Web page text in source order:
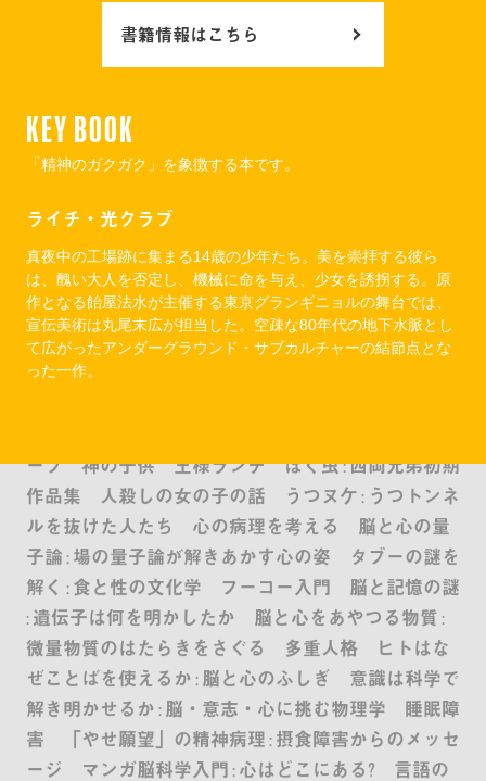
書籍情報はこちら
KEY BOOK
「精神のガクガク」を象徴する本です。
ライチ・光クラブ
真夜中の工場跡に集まる14歳の少年たち。美を崇拝する彼ら
は、醜い大人を否定し、機械に命を与え、少女を誘拐する。原
作となる飴屋法水が主催する東京グランギニョルの舞台では、
宣伝美術は丸尾末広が担当した。空疎な80年代の地下水脈とし
て広がったアンダーグラウンド・サブカルチャーの結節点とな
った一作。
子供の遊び ユーレイ窓 : 三宅乱丈作品集 地獄 : 西
岡兄妹自選作品集 変人偏屈列伝 からっぽの世
ープ 神の子供 王様ランチ ぼく虫 : 西岡兄弟初期
作品集 人殺しの女の子の話 うつヌケ : うつトンネ
ルを抜けた人たち 心の病理を考える 脳と心の量
子論 : 場の量子論が解きあかす心の姿 タブーの謎を
解く : 食と性の文化学 フーコー入門 脳と記憶の謎
: 遺伝子は何を明かしたか 脳と心をあやつる物質 :
微量物質のはたらきをさぐる 多重人格 ヒトはな
ぜことばを使えるか : 脳と心のふしぎ 意識は科学で
解き明かせるか : 脳・意志・心に挑む物理学 睡眠障
害 「やせ願望」の精神病理 : 摂食障害からのメッセ
ージ マンガ脳科学入門 : 心はどこにある? 言語の